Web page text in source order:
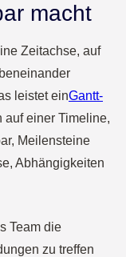
macht
Zeitachse, auf
leistet einGantt-
auf einer Timeline,
Meilensteine
Abhängigkeiten
Team die
zu treffen